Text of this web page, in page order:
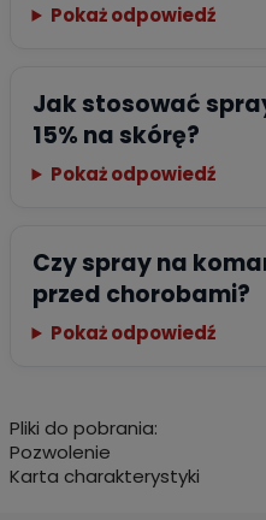
Pokaż odpowiedź
Jak stosować
15% na skórę?
Pokaż odpowiedź
Czy spray na
przed chorobami?
Pokaż odpowiedź
Pliki do pobrania:
Pozwolenie
Karta charakterystyki